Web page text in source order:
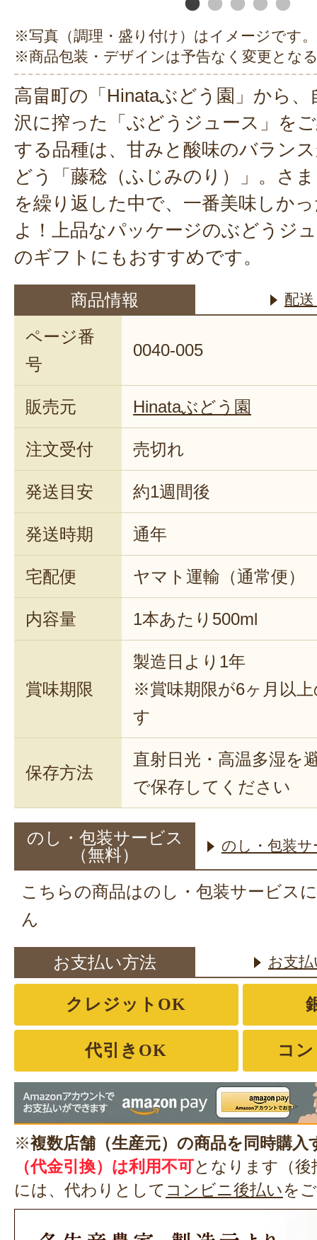
※写真（調理・盛り付け）はイメージです。
※商品包装・デザインは予告なく変更とな
高畠町の「Hinataぶどう園」から
沢に搾った「ぶどうジュース」を
する品種は、甘みと酸味のバラン
どう「藤稔（ふじみのり）」。さ
を繰り返した中で、一番美味しか
よ！上品なパッケージのぶどうジ
のギフトにもおすすめです。
商品情報 配
ページ番
号
0040-005
販売元 Hinataぶどう園
注文受付 売切れ
発送目安 約1週間後
発送時期 通年
宅配便 ヤマト運輸（通常便）
内容量 1本あたり500ml
賞味期限
製造日より1年
※賞味期限が6ヶ月以
す
保存方法
直射日光・高温多湿を
で保存してください
のし・包装サービス
（無料）
のし・包装
こちらの商品はのし・包装サービス
ん
お支払い方法 お支
クレジットOK
代引きOK コ
※複数店舗（生産元）の商品を同時購入
（代金引換）は利用不可となります（
には、代わりとして コンビニ後払いを